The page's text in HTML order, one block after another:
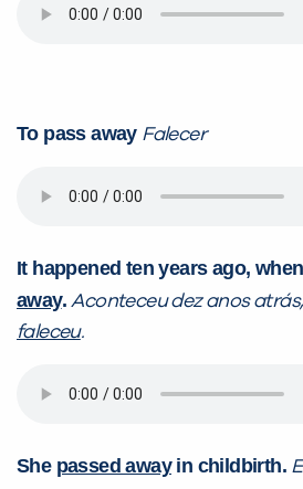
To pass away Falecer
It happened ten years ago,
away.Aconteceu dez anos
faleceu.
She passed awayin childbirth.
Você é aluno inFlux?